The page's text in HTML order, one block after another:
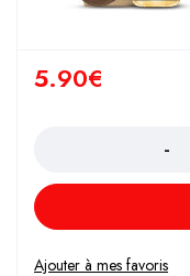
5.90€